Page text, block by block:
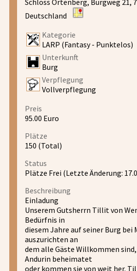
Deutschland
Kategorie
LARP (Fantasy - Punktelos)
Unterkunft
Burg
Verpflegung
Vollverpflegung
Preis
95.00 Euro
Plätze
150 (Total)
Status
Plätze Frei (Letzte Änderung:
Beschreibung
Einladung
Unserem Gutsherrn Tillit von
Bedürfnis in
diesem Jahre auf seiner Burg bei
auszurichten an
dem alle Gäste Willkommen sind,
Andurin beheimatet
oder kommen sie von weit her.